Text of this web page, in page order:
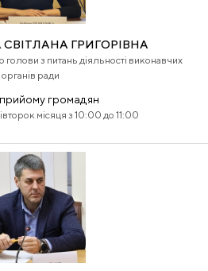
ГРИГОРІВНА
з питань діяльності виконавчих
органів ради
громадян
місяця з 10:00 до 11:00